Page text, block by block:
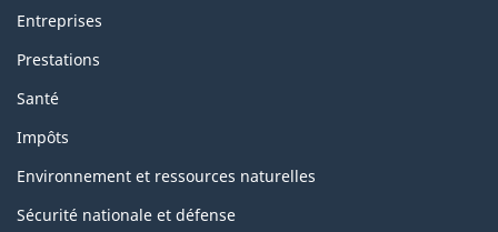
Entreprises
Prestations
Santé
Impôts
Environnement et ressources naturelles
Sécurité nationale et défense